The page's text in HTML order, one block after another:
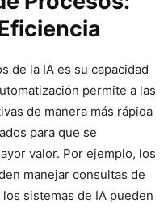
de la IA es su capacidad
permite a las
de manera más rápida
para que se
valor. Por ejemplo, los
manejar consultas de
sistemas de IA pueden